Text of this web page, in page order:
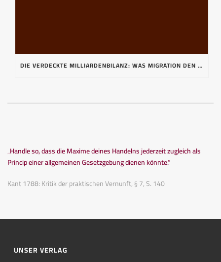
DIE VERDECKTE MILLIARDENBILANZ: WAS MIGRATION DEN STEUER- UND BEITRAGSZAHLER WIRKLICH KOSTET
„Handle so, dass die Maxime deines Handelns jederzeit zugleich als
Princip einer allgemeinen Gesetzgebung dienen könnte.“
Kant 1788: Kritik der praktischen Vernunft, § 7, S. 140
UNSER VERLAG